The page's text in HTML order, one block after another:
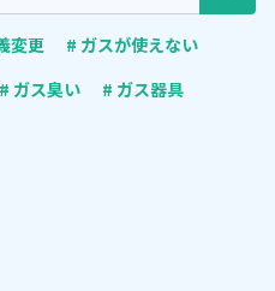
変更
# ガスが使えない
# ガス臭い
# ガス器具